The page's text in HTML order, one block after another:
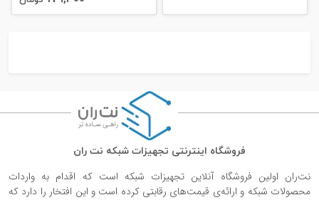
فروشگاه اینترنتی تجهیزات شبکه نت ران
نت‌ران اولین فروشگاه آنلاین تجهیزات شبکه است که اقدام به واردات
محصولات شبکه و ارائه‌ی قیمت‌های رقابتی کرده است و این افتخار را دارد که